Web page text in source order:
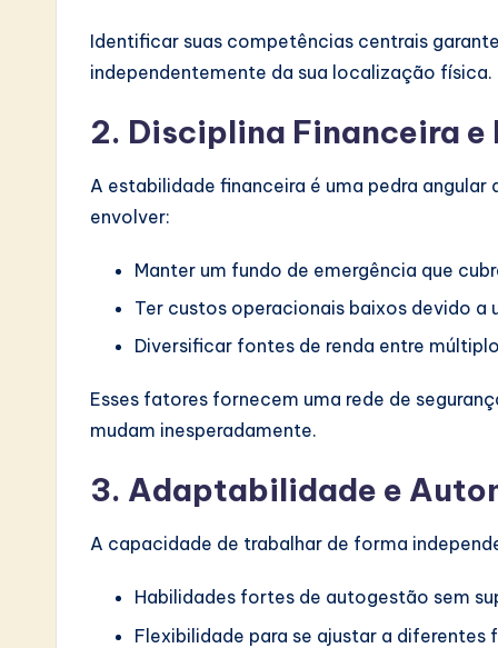
Identificar suas competências centrais
independentemente da sua localização física.
2. Disciplina Financeira e
A estabilidade financeira é uma pedra
envolver:
Manter um fundo de emergência que
Ter custos operacionais baixos devido a
Diversificar fontes de renda entre
Esses fatores fornecem uma rede de
mudam inesperadamente.
3. Adaptabilidade e
A capacidade de trabalhar de forma
Habilidades fortes de autogestão sem
Flexibilidade para se ajustar a diferentes